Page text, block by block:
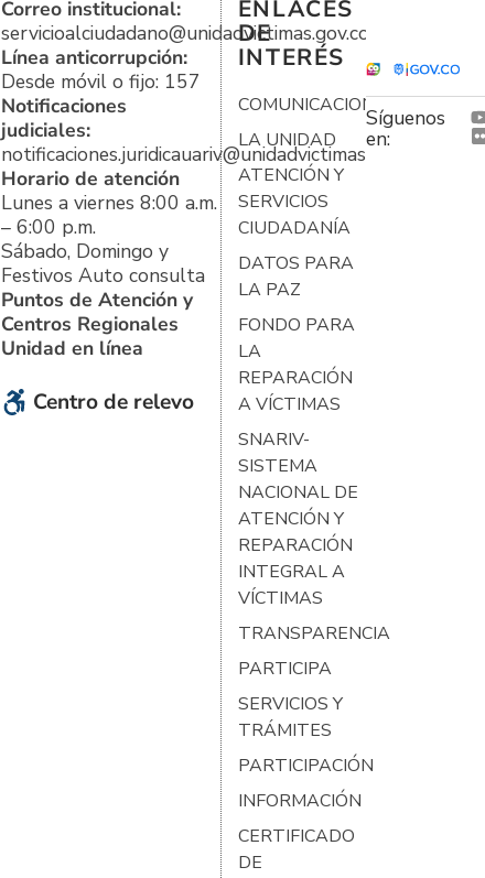
Correo institucional:
servicioalciudadano@unidadvictimas.gov.co
Línea anticorrupción:
Desde móvil o fijo: 157
Notificaciones
judiciales:
notificaciones.juridicauariv@unidadvictimas.gov.co
Horario de atención
Lunes a viernes 8:00 a.m.
– 6:00 p.m.
Sábado, Domingo y
Festivos Auto consulta
Puntos de Atención y
Centros Regionales
Unidad en línea
Centro de relevo
ENLACES
DE
INTERÉS
COMUNICACIONES
LA UNIDAD
ATENCIÓN Y
SERVICIOS
CIUDADANÍA
DATOS PARA
LA PAZ
FONDO PARA
LA
REPARACIÓN
A VÍCTIMAS
SNARIV-
SISTEMA
NACIONAL DE
ATENCIÓN Y
REPARACIÓN
INTEGRAL A
VÍCTIMAS
TRANSPARENCIA
PARTICIPA
SERVICIOS Y
TRÁMITES
PARTICIPACIÓN
INFORMACIÓN
CERTIFICADO
DE
Síguenos
en: